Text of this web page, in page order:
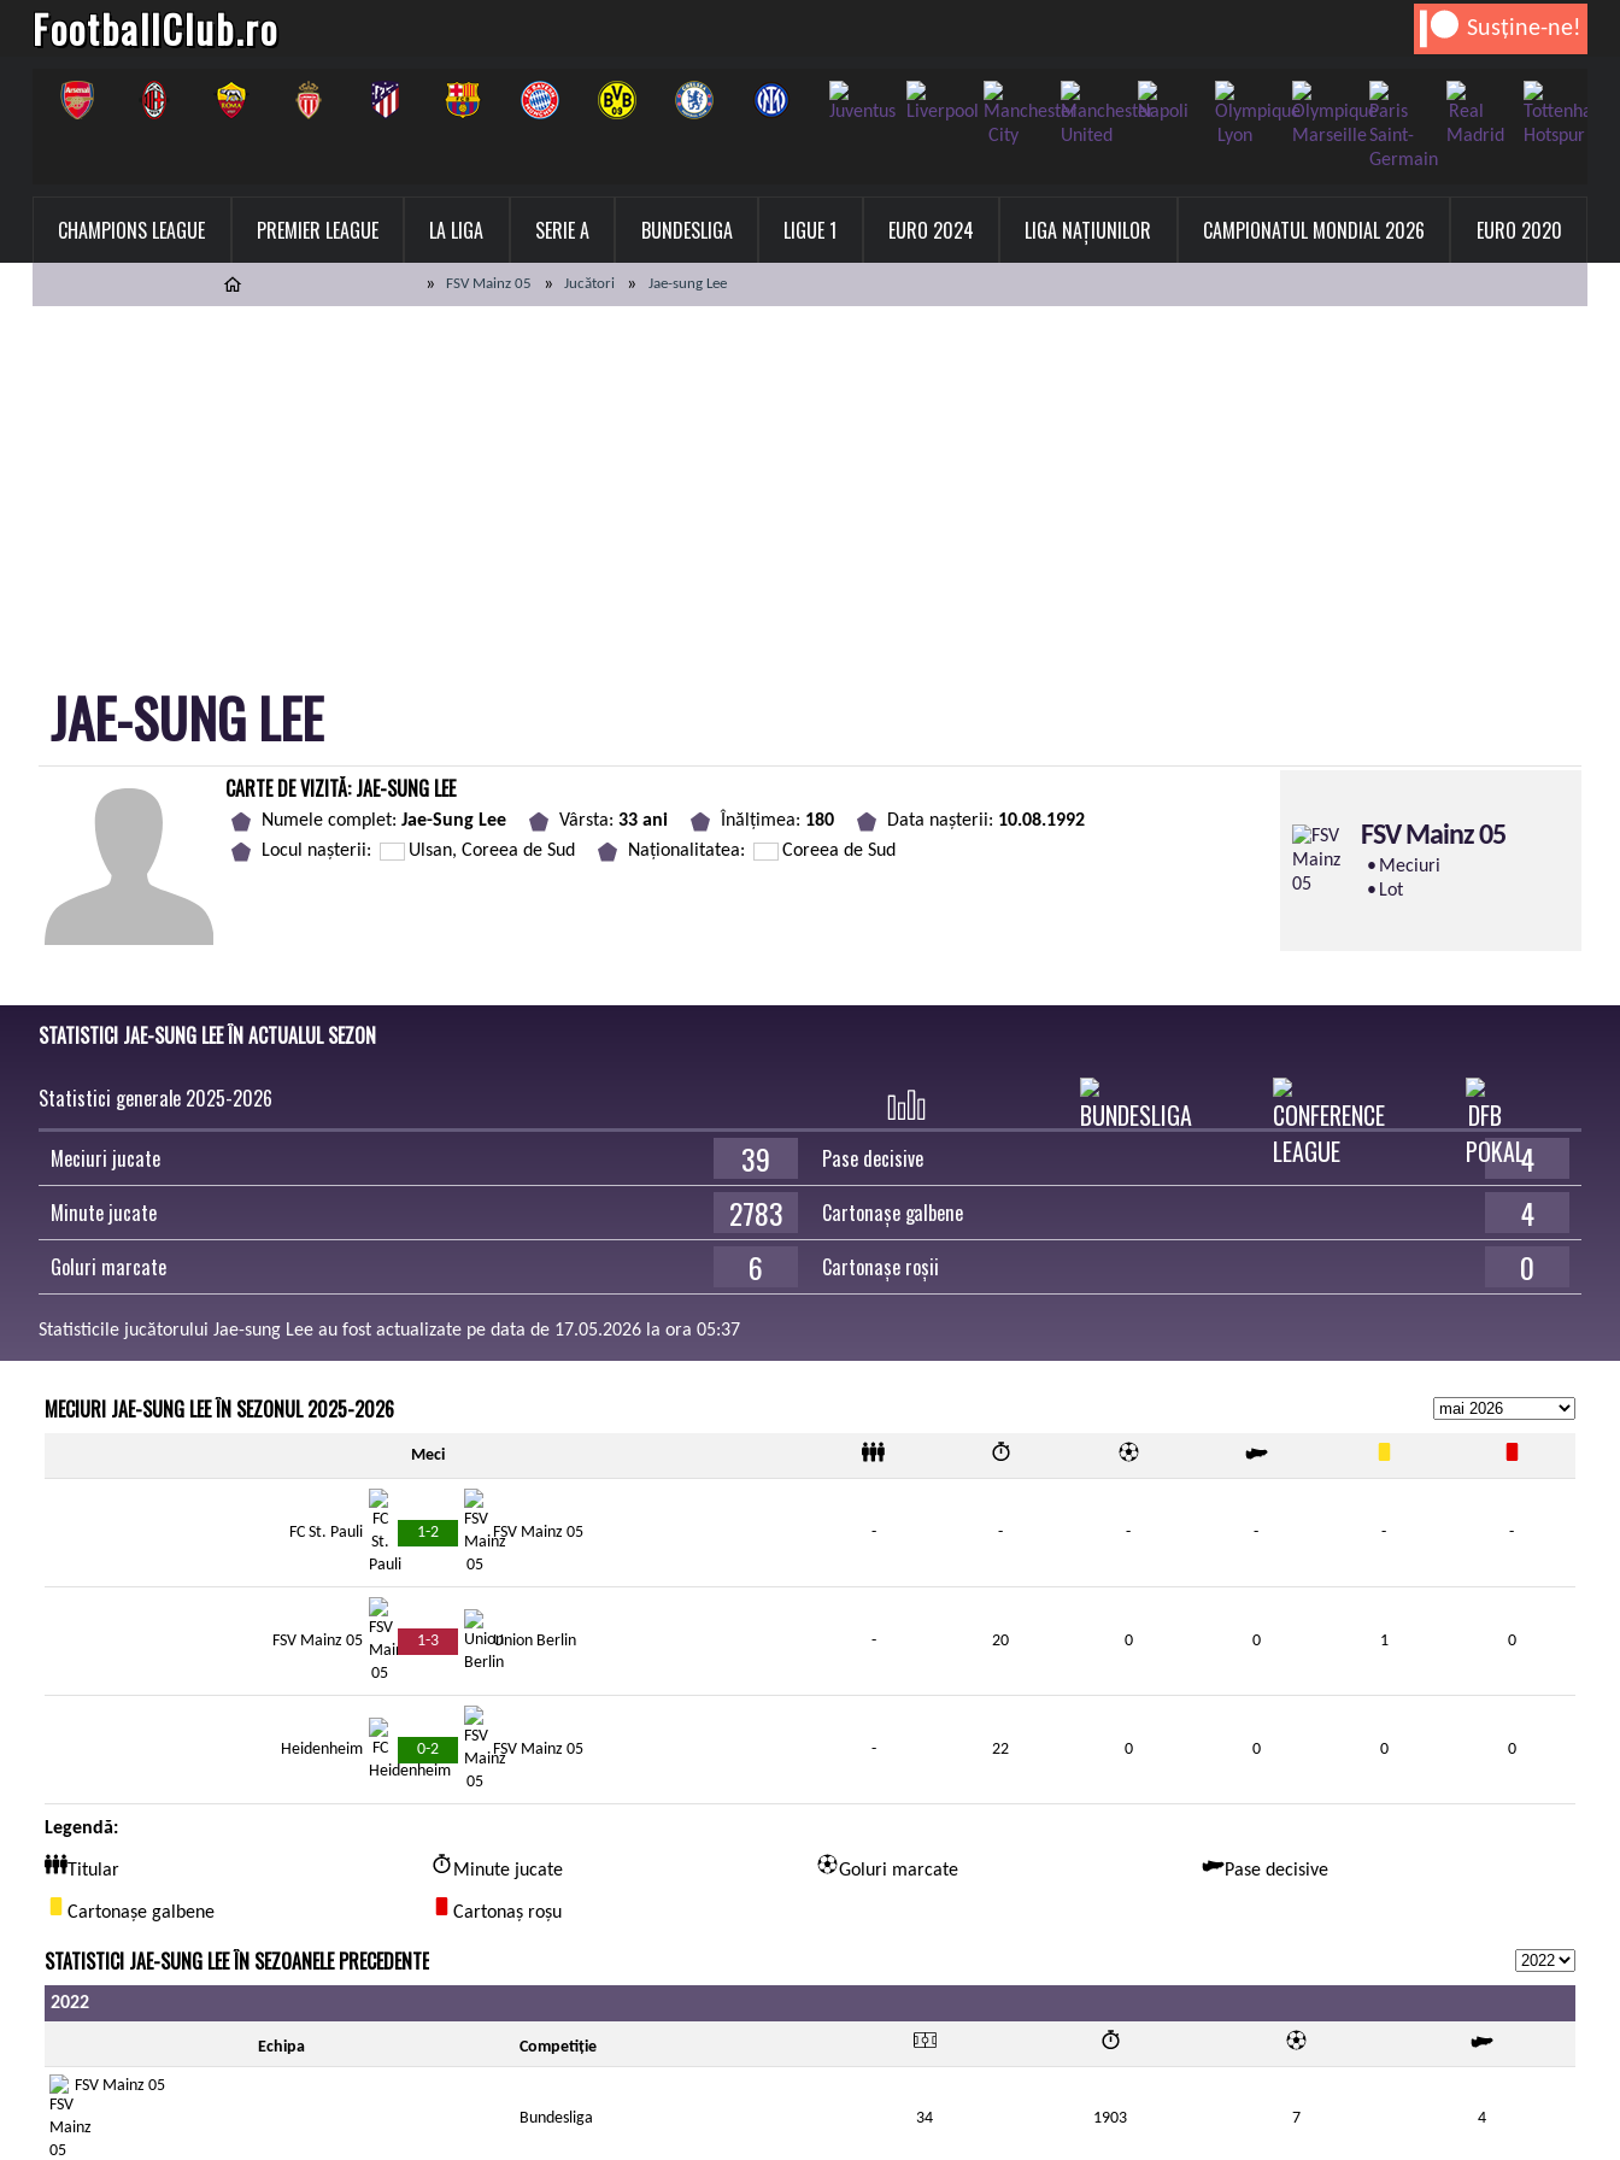
FootballClub.ro Susține-ne!
CHAMPIONS LEAGUE PREMIER LEAGUE LA LIGA SERIE A BUNDESLIGA LIGUE 1 EURO 2024 LIGA NAȚIUNILOR CAMPIONATUL MONDIAL 2026 EURO 2020
FSV Mainz 05 Jucători Jae-sung Lee
JAE-SUNG LEE
CARTE DE VIZITĂ: JAE-SUNG LEE
Numele complet: Jae-Sung Lee Vârsta: 33 ani Înălțimea: 180 Data nașterii: 10.08.1992
Locul nașterii:
Ulsan, Coreea de Sud Naționalitatea: Coreea de Sud
FSV Mainz 05
Meciuri
Lot
STATISTICI JAE-SUNG LEE ÎN ACTUALUL SEZON
Statistici generale 2025-2026
Meciuri jucate 39
Minute jucate 2783
Goluri marcate 6
Pase decisive 4
Cartonașe galbene 4
Cartonașe roșii 0
Statisticile jucătorului Jae-sung Lee au fost actualizate pe data de 17.05.2026 la ora 05:37
MECIURI JAE-SUNG LEE ÎN SEZONUL 2025-2026
Meci
FC St. Pauli 1-2 FSV Mainz 05 - - - - - -
FSV Mainz 05 1-3 Union Berlin - 20 0 0 1 0
Heidenheim 0-2 FSV Mainz 05 - 22 0 0 0 0
Legendă:
Titular Minute jucate Goluri marcate Pase decisive
Cartonașe galbene Cartonaș roșu
STATISTICI JAE-SUNG LEE ÎN SEZOANELE PRECEDENTE
2022
Echipa Competiție
FSV Mainz 05
Bundesliga
34 1903 7 4